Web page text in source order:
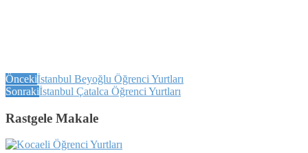
Öncekiİstanbul Beyoğlu Öğrenci Yurtları
Sonrakiİstanbul Çatalca Öğrenci Yurtları
Rastgele Makale